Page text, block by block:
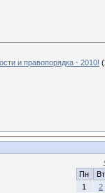
и правопорядка - 2010!
Пн
Вт
1
2